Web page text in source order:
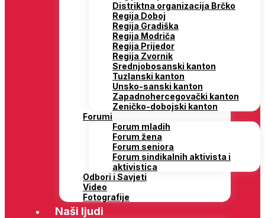
Distriktna organizacija Brčko
Regija Doboj
Regija Gradiška
Regija Modriča
Regija Prijedor
Regija Zvornik
Srednjobosanski kanton
Tuzlanski kanton
Unsko-sanski kanton
Zapadnohercegovački kanton
Zeničko-dobojski kanton
Forumi
Forum mladih
Forum žena
Forum seniora
Forum sindikalnih aktivista i
aktivistica
Odbori i Savjeti
Video
Fotografije
Naši ljudi